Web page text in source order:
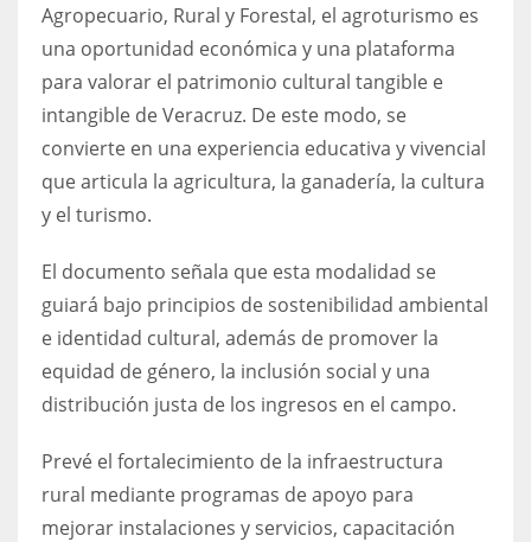
Agropecuario, Rural y Forestal, el agroturismo es
una oportunidad económica y una plataforma
para valorar el patrimonio cultural tangible e
intangible de Veracruz. De este modo, se
convierte en una experiencia educativa y vivencial
que articula la agricultura, la ganadería, la cultura
y el turismo.
El documento señala que esta modalidad se
guiará bajo principios de sostenibilidad ambiental
e identidad cultural, además de promover la
equidad de género, la inclusión social y una
distribución justa de los ingresos en el campo.
Prevé el fortalecimiento de la infraestructura
rural mediante programas de apoyo para
mejorar instalaciones y servicios, capacitación